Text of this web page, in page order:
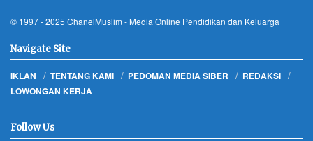
© 1997 - 2025 ChanelMuslim - Media Online Pendidikan dan Keluarga
Navigate Site
IKLAN TENTANG KAMI PEDOMAN MEDIA SIBER
REDAKSI
LOWONGAN KERJA
Follow Us